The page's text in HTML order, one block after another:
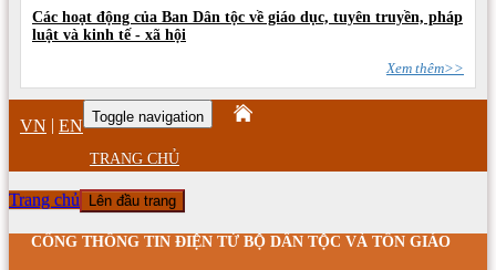
Các hoạt động của Ban Dân tộc về giáo dục, tuyên truyền, pháp
luật và kinh tế - xã hội
Xem thêm>>
VN | EN Toggle navigation
TRANG CHỦ
Trang chủ Lên đầu trang
CỔNG THÔNG TIN ĐIỆN TỬ BỘ DÂN TỘC VÀ TÔN GIÁO